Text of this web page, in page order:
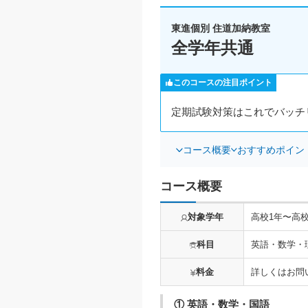
東進個別 住道加納教室
全学年共通
このコースの注目ポイント
定期試験対策はこれでバッチ
コース概要 おすすめポイン
コース概要
対象学年 高校1年〜高
科目 英語・数学・
料金 詳しくはお問
① 英語・数学・国語